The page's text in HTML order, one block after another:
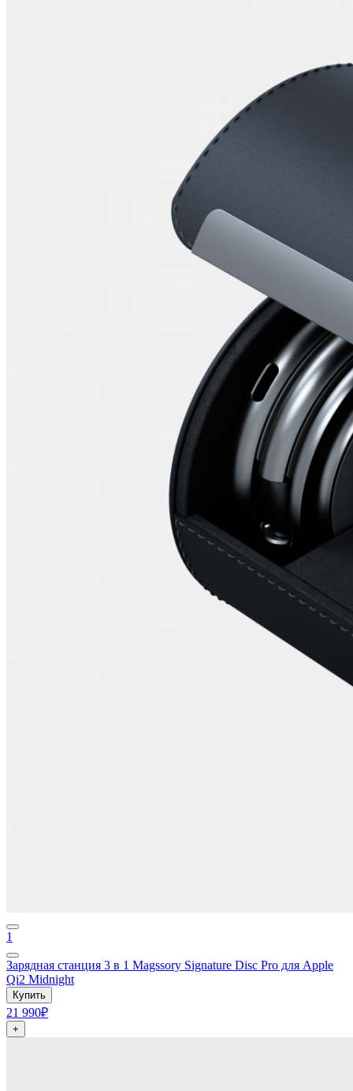
1
Зарядная станция 3 в 1 Magssory Signature Disc Pro для Apple
Qi2 Midnight
Купить
21 990₽
+